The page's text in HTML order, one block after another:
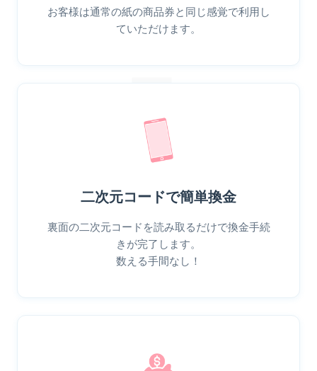
お客様は通常の紙の商品券と同じ感覚で利用し
ていただけます。
二次元コードで簡単換金
裏面の二次元コードを読み取るだけで換金手続
きが完了します。
数える手間なし！